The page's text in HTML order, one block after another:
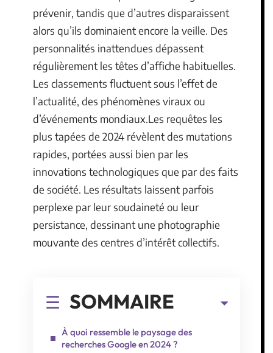
prévenir, tandis que d’autres disparaissent
alors qu’ils dominaient encore la veille. Des
personnalités inattendues dépassent
régulièrement les têtes d’affiche habituelles.
Les classements fluctuent sous l’effet de
l’actualité, des phénomènes viraux ou
d’événements mondiaux.Les requêtes les
plus tapées de 2024 révèlent des mutations
rapides, portées aussi bien par les
innovations technologiques que par des faits
de société. Les résultats laissent parfois
perplexe par leur soudaineté ou leur
persistance, dessinant une photographie
mouvante des centres d’intérêt collectifs.
SOMMAIRE
À quoi ressemble le paysage des
recherches Google en 2024 ?